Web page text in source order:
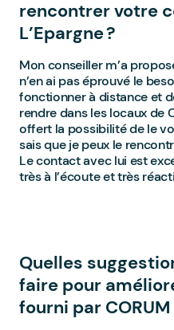
rencontrer votre
L’Epargne ?
Mon conseiller m’a
n’en ai pas éprouvé le
fonctionner à distance et
rendre dans les locaux de
offert la possibilité de le
sais que je peux le
Le contact avec lui est
très à l’écoute et très
Quelles
faire pour
fourni par CORUM